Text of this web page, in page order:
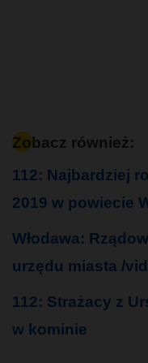
Zobacz również:
112: Najbardziej
2019 w powiecie
Włodawa:
urzędu miasta /
112: Strażacy z
w kominie